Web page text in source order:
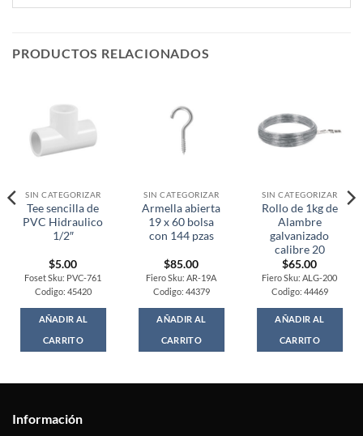
PRODUCTOS RELACIONADOS
SIN CATEGORIZAR
Tee sencilla de
PVC Hidraulico
1/2″
$5.00
Foset Sku: PVC-761
Codigo: 45420
AÑADIR AL
CARRITO
SIN CATEGORIZAR
Armella abierta
19 x 60 bolsa
con 144 pzas
$85.00
Fiero Sku: AR-19A
Codigo: 44379
AÑADIR AL
CARRITO
SIN CATEGORIZAR
Rollo de 1kg de
Alambre
galvanizado
calibre 20
$65.00
Fiero Sku: ALG-200
Codigo: 44469
AÑADIR AL
CARRITO
Información